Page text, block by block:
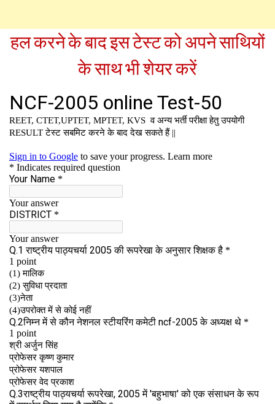
हल करने के बाद इस टेस्ट को अपने साथियों
के साथ भी शेयर करें